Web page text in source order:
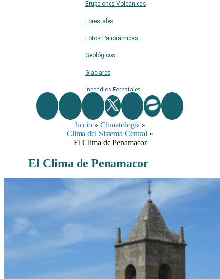
Erupciones Volcánicas
Forestales
Fotos Panorámicas
Geológicos
Glaciares
Incendios Forestales
Naturaleza
Ríos
Rutas De Montaña
Terremotos
Vértices Geodésicos
Inicio» Climatología »
Clima del Sistema Central »
El Clima de Penamacor
El Clima de Penamacor